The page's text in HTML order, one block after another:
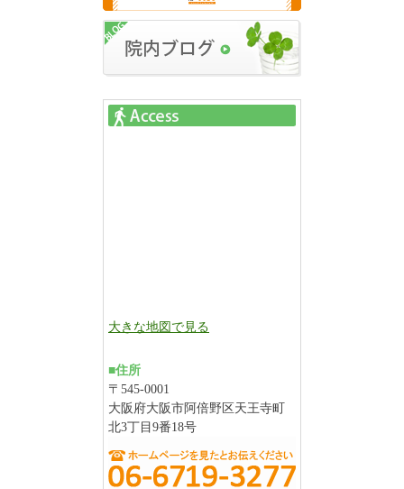
大きな地図で見る
■住所
〒545-0001
大阪府大阪市阿倍野区天王寺町
北3丁目9番18号